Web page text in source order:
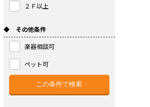
２Ｆ以上
◆ その他条件
楽器相談可
ペット可